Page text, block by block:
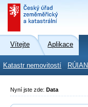
Vítejte Aplikace
Katastr nemovitostí RÚIAN
Nyní jste zde: Data